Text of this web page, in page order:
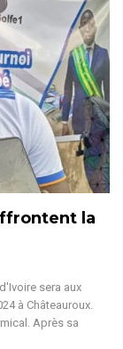
la
sera aux
à Châteauroux.
Après sa